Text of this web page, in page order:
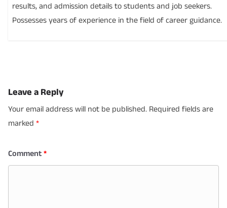
results, and admission details to students and job seekers.
Possesses years of experience in the field of career guidance.
Leave a Reply
Your email address will not be published. Required fields are
marked *
Comment*